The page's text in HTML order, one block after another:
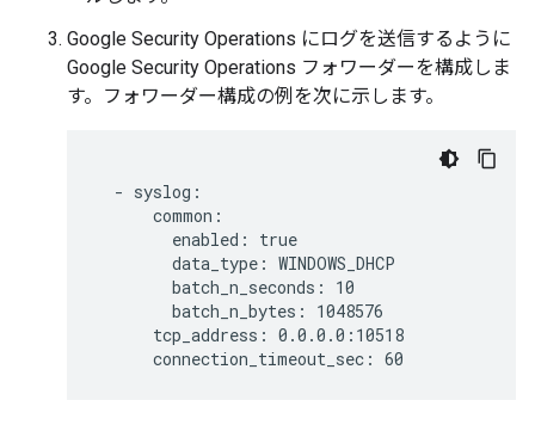
Google Security Operations にログを送信するように
Google Security Operations フォワーダーを構成しま
す。フォワーダー構成の例を次に示します。
  - syslog:
      common:
        enabled: true
        data_type: WINDOWS_DHCP
        batch_n_seconds: 10
        batch_n_bytes: 1048576
      tcp_address: 0.0.0.0:10518